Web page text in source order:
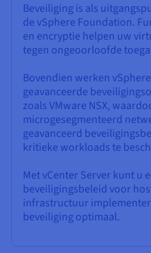
Beveiliging is als
de vSphere Foundation.
en encryptie helpen uw
tegen ongeoorloofde
Bovendien werken
geavanceerde
zoals VMware NSX,
microgesegmenteerd
geavanceerd
kritieke workloads te
Met vCenter Server kunt u
beveiligingsbeleid voor
infrastructuur
beveiliging optimaal.